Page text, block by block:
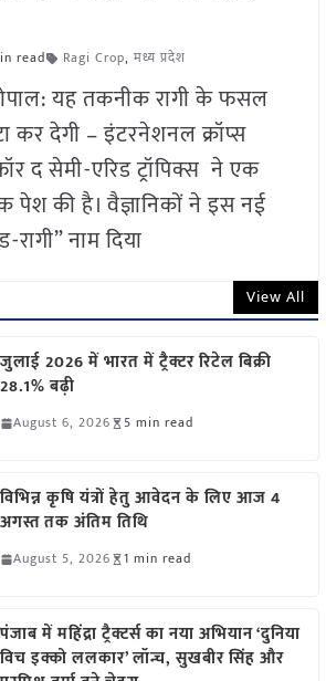
read Ragi Crop, मध्य प्रदेश
यह तकनीक रागी के फसल
कर देगी – इंटरनेशनल क्रॉप्स
द सेमी-एरिड ट्रॉपिक्स ने एक
पेश की है। वैज्ञानिकों ने इस नई
नाम दिया
View All
जुलाई 2026 में भारत में ट्रैक्टर रिटेल बिक्री
28.1% बढ़ी
August 6, 2026 5 min read
विभिन्न कृषि यंत्रों हेतु आवेदन के लिए आज 4
अगस्त तक अंतिम तिथि
August 5, 2026 1 min read
पंजाब में महिंद्रा ट्रैक्टर्स का नया अभियान ‘दुनिया
विच इक्को ललकार’ लॉन्च, सुखबीर सिंह और